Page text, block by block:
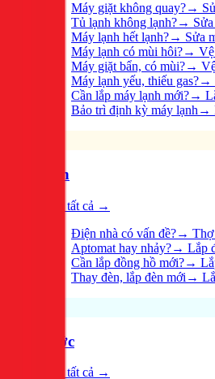
Máy giặt không quay?→
Tủ lạnh không lạnh?→
Máy lạnh hết lạnh?→ Sửa
Máy lạnh có mùi hôi?→
Máy giặt bẩn, có mùi?→
Máy lạnh yếu, thiếu gas?→
Cần lắp máy lạnh mới?→
Bảo trì định kỳ máy lạnh→
Điện
Xem tất cả →
Điện nhà có vấn đề?→
Aptomat hay nhảy?→ Lắp
Cần lắp đồng hồ mới?→
Thay đèn, lắp đèn mới →
Nước
Xem tất cả →